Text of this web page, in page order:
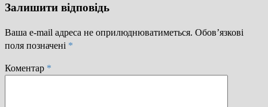
Залишити відповідь
Ваша e-mail адреса не оприлюднюватиметься. Обов’язкові
поля позначені *
Коментар *